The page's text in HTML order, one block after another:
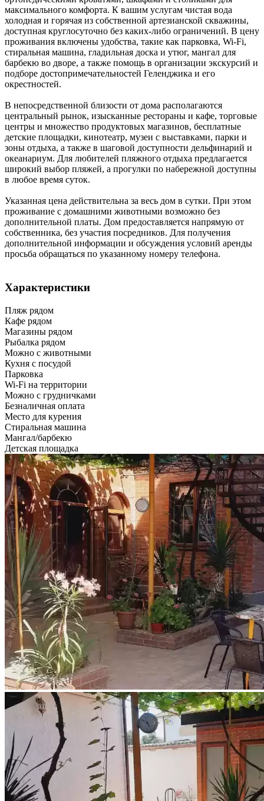
максимального комфорта. К вашим услугам чистая вода
холодная и горячая из собственной артезианской скважины,
доступная круглосуточно без каких-либо ограничений. В цену
проживания включены удобства, такие как парковка, Wi-Fi,
стиральная машина, гладильная доска и утюг, мангал для
барбекю во дворе, а также помощь в организации экскурсий и
подборе достопримечательностей Геленджика и его
окрестностей.
В непосредственной близости от дома располагаются
центральный рынок, изысканные рестораны и кафе, торговые
центры и множество продуктовых магазинов, бесплатные
детские площадки, кинотеатр, музеи с выставками, парки и
зоны отдыха, а также в шаговой доступности дельфинарий и
океанариум. Для любителей пляжного отдыха предлагается
широкий выбор пляжей, а прогулки по набережной доступны
в любое время суток.
Указанная цена действительна за весь дом в сутки. При этом
проживание с домашними животными возможно без
дополнительной платы. Дом предоставляется напрямую от
собственника, без участия посредников. Для получения
дополнительной информации и обсуждения условий аренды
просьба обращаться по указанному номеру телефона.
Характеристики
Пляж рядом
Кафе рядом
Магазины рядом
Рыбалка рядом
Можно с животными
Кухня с посудой
Парковка
Wi-Fi на территории
Можно с грудничками
Безналичная оплата
Место для курения
Стиральная машина
Мангал/барбекю
Детская площадка